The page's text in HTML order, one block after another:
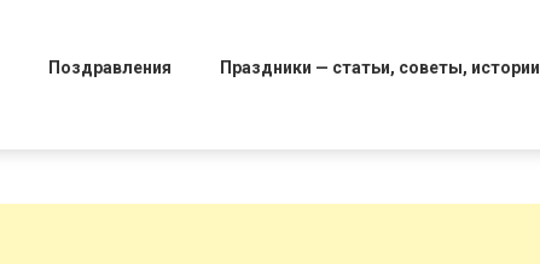
Поздравления Праздники — статьи, советы, истории